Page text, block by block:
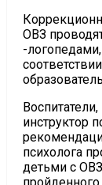
ОВЗ
-
инструктор
психолога
детьми с